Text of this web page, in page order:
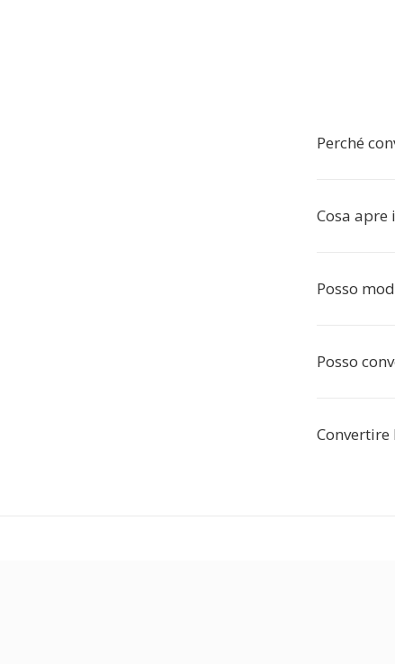
Perché
Cosa apre
Posso
Posso
Convertire